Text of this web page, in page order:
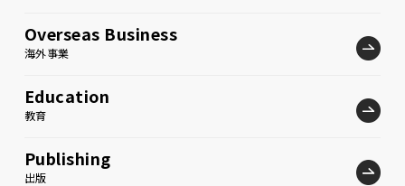
Overseas Business
海外事業
Education
教育
Publishing
出版